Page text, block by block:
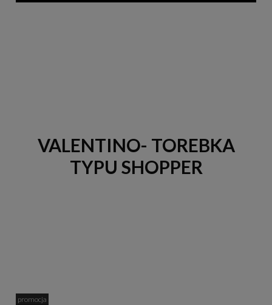
VALENTINO- TOREBKA
TYPU SHOPPER
promocja